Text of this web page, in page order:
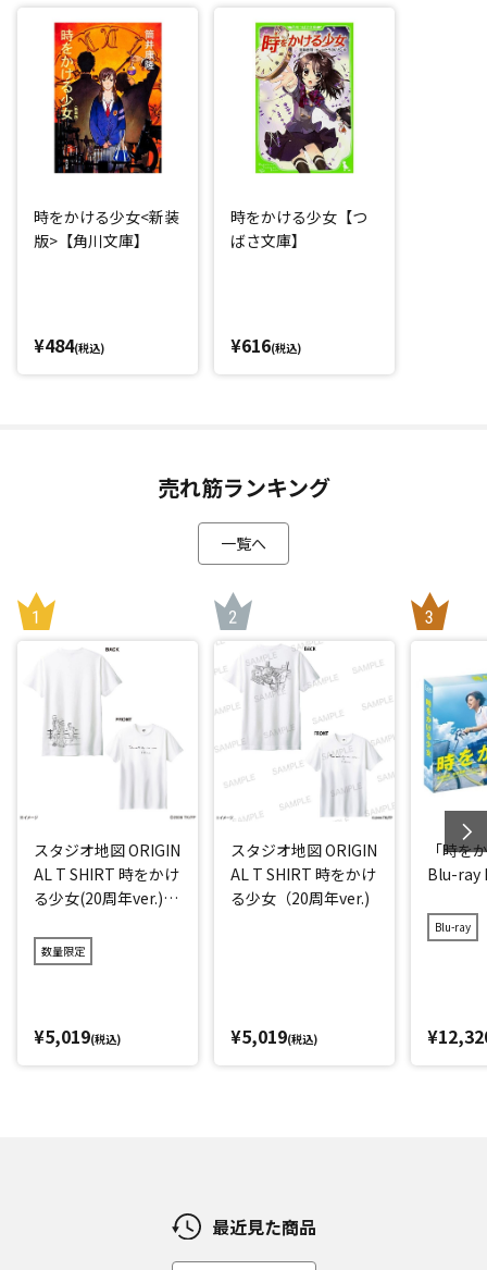
時をかける少女<新装
版>【角川文庫】
¥484(税込)
時をかける少女【つ
ばさ文庫】
¥616(税込)
売れ筋ランキング
一覧へ
スタジオ地図 ORIGIN
AL T SHIRT 時をかけ
る少女(20周年ver.)
数量限定
¥5,019(税込)
スタジオ地図 ORIGIN
AL T SHIRT 時をかけ
る少女（20周年ver.)
¥5,019(税込)
「時を
Blu-ray
Blu-ray
最近見た商品